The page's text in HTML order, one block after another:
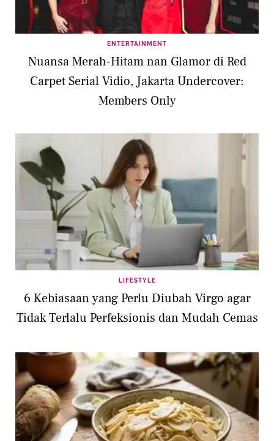
ENTERTAINMENT
Nuansa Merah-Hitam nan Glamor di Red
Carpet Serial Vidio, Jakarta Undercover:
Members Only
LIFESTYLE
6 Kebiasaan yang Perlu Diubah Virgo agar
Tidak Terlalu Perfeksionis dan Mudah Cemas